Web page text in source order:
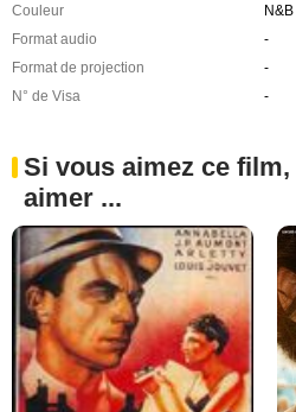
Couleur
N&B
Format audio
-
Format de projection
-
N° de Visa
-
Si vous aimez ce
aimer ...